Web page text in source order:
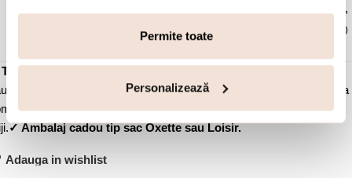
Permite toate
Personalizează
,
60
Transport gratuit
prin curier
la easybox
✓ Schimb/retur garantattimp de 14 zile de la primirea
✓ Garantie de conformitate conform legii-Cumperi fara
✓ Ambalaj cadou tip sac Oxette sau Loisir.
Adauga in wishlist